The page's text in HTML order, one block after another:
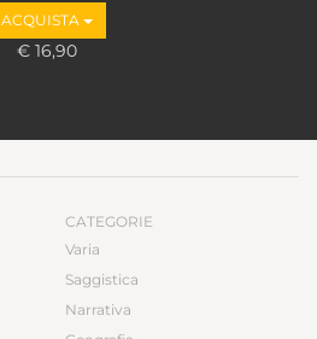
ACQUISTA
€ 16,90
CATEGORIE
Varia
Saggistica
Narrativa